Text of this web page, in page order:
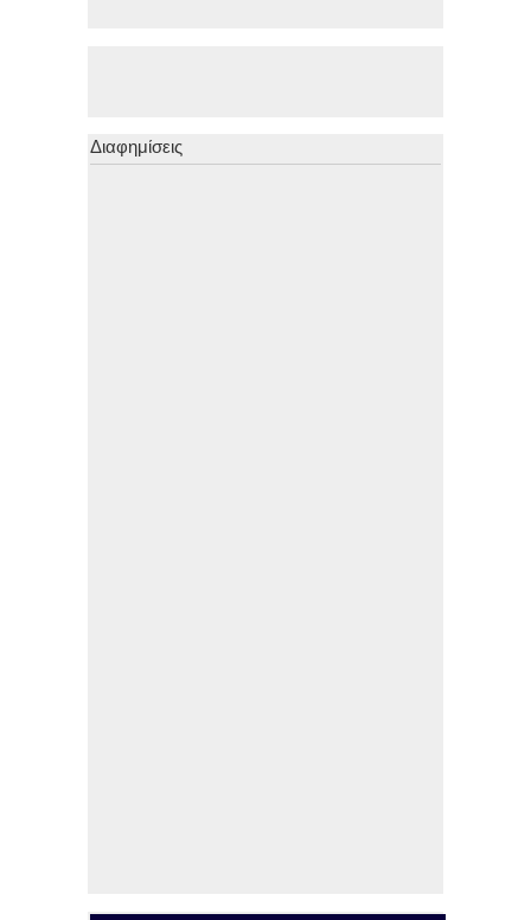
Διαφημίσεις